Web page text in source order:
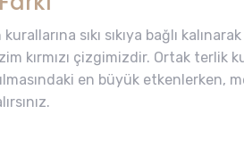
sıkı sıkıya bağlı kalınarak
kırmızı çizgimizdir. Ortak terlik
en büyük etkenlerken,